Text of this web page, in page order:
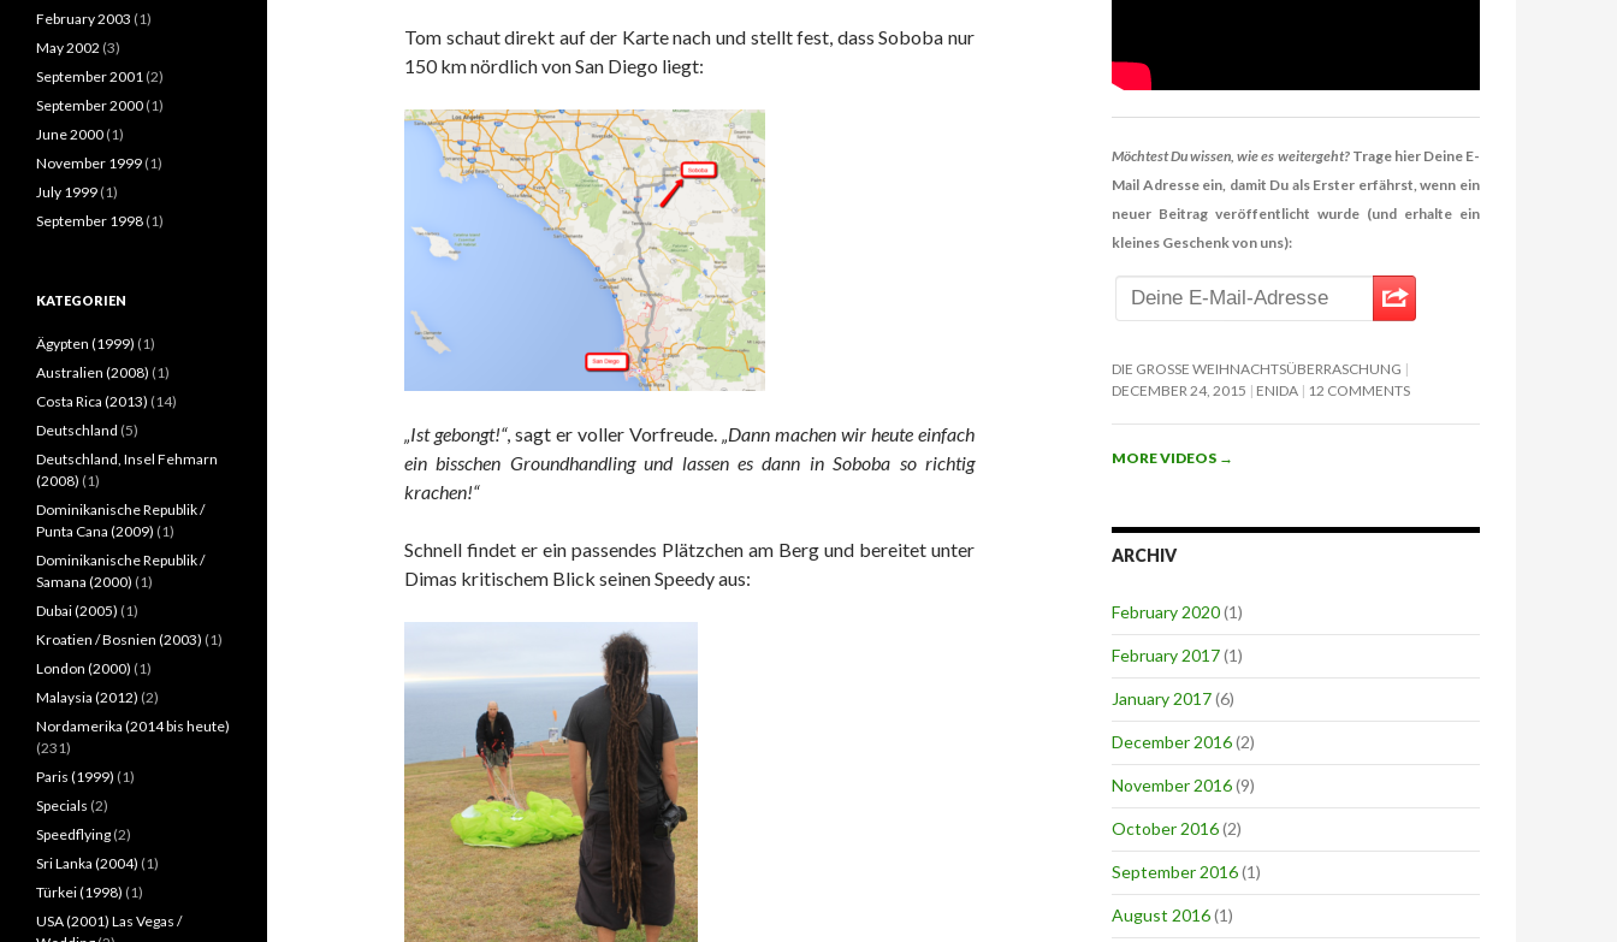
Tom schaut direkt auf der Karte nach und stellt fest, dass Soboba nur
150 km nördlich von San Diego liegt:
„Ist gebongt!“, sagt er voller Vorfreude. „Dann machen wir heute einfach
ein bisschen Groundhandling und lassen es dann in Soboba so richtig
krachen!“
Schnell findet er ein passendes Plätzchen am Berg und bereitet unter
Dimas kritischem Blick seinen Speedy aus:
Möchtest Du wissen, wie es weitergeht? Trage hier Deine E-
Mail Adresse ein, damit Du als Erster erfährst, wenn ein
neuer Beitrag veröffentlicht wurde (und erhalte ein
kleines Geschenk von uns):
DIE GROSSE WEIHNACHTSÜBERRASCHUNG
DECEMBER 24, 2015
ENIDA 12 COMMENTS
MORE VIDEOS →
ARCHIV
February 2020(1)
February 2017(1)
January 2017(6)
December 2016(2)
November 2016(9)
October 2016(2)
September 2016(1)
August 2016(1)
February 2003 (1)
May 2002 (3)
September 2001 (2)
September 2000 (1)
June 2000 (1)
November 1999 (1)
July 1999 (1)
September 1998 (1)
KATEGORIEN
Ägypten (1999) (1)
Australien (2008) (1)
Costa Rica (2013) (14)
Deutschland (5)
Deutschland, Insel Fehmarn
(2008) (1)
Dominikanische Republik /
Punta Cana (2009) (1)
Dominikanische Republik /
Samana (2000) (1)
Dubai (2005) (1)
Kroatien / Bosnien (2003) (1)
London (2000) (1)
Malaysia (2012) (2)
Nordamerika (2014 bis heute)
(231)
Paris (1999) (1)
Specials (2)
Speedflying (2)
Sri Lanka (2004) (1)
Türkei (1998) (1)
USA (2001) Las Vegas /